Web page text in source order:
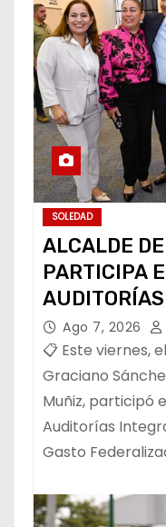
SOLEDAD
ALCALDE
PARTICIPA
Ago 7, 2026
📋 Este viernes,
Graciano
Muñiz, participó
Auditorías
Gasto